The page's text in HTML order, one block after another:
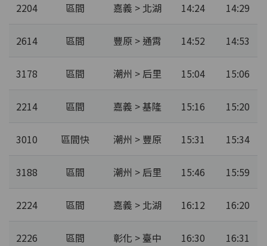
2204 區間 嘉義 > 北湖 14:24 14:29
2614 區間 豐原 > 通霄 14:52 14:53
3178 區間 潮州 > 后里 15:04 15:06
2214 區間 嘉義 > 基隆 15:16 15:20
3010 區間快 潮州 > 豐原 15:31 15:34
3188 區間 潮州 > 后里 15:46 15:59
2224 區間 嘉義 > 北湖 16:12 16:20
2226 區間 彰化 > 臺中 16:30 16:31